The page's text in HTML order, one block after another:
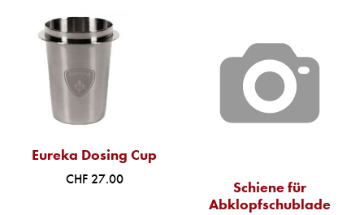
Eureka Dosing Cup
CHF 27.00
Schiene für
Abklopfschublade